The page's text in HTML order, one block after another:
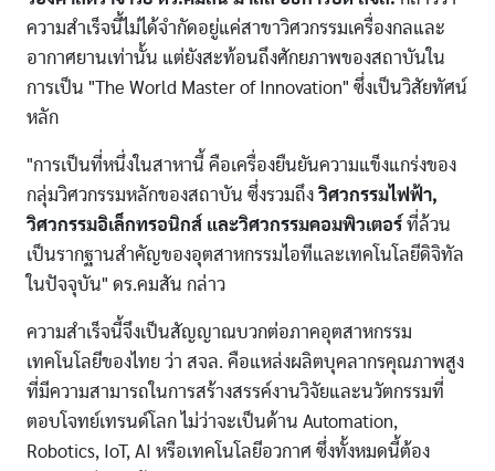
ความสำเร็จนี้ไม่ได้จำกัดอยู่แค่สาขาวิศวกรรมเครื่องกลและ
อากาศยานเท่านั้น แต่ยังสะท้อนถึงศักยภาพของสถาบันใน
การเป็น "The World Master of Innovation" ซึ่งเป็นวิสัยทัศน์
หลัก
"การเป็นที่หนึ่งในสาหานี้ คือเครื่องยืนยันความแข็งแกร่งของ
กลุ่มวิศวกรรมหลักของสถาบัน ซึ่งรวมถึง วิศวกรรมไฟฟ้า,
วิศวกรรมอิเล็กทรอนิกส์ และวิศวกรรมคอมพิวเตอร์ ที่ล้วน
เป็นรากฐานสำคัญของอุตสาหกรรมไอทีและเทคโนโลยีดิจิทัล
ในปัจจุบัน" ดร.คมสัน กล่าว
ความสำเร็จนี้จึงเป็นสัญญาณบวกต่อภาคอุตสาหกรรม
เทคโนโลยีของไทย ว่า สจล. คือแหล่งผลิตบุคลากรคุณภาพสูง
ที่มีความสามารถในการสร้างสรรค์งานวิจัยและนวัตกรรมที่
ตอบโจทย์เทรนด์โลก ไม่ว่าจะเป็นด้าน Automation,
Robotics, IoT, AI หรือเทคโนโลยีอวกาศ ซึ่งทั้งหมดนี้ต้อง